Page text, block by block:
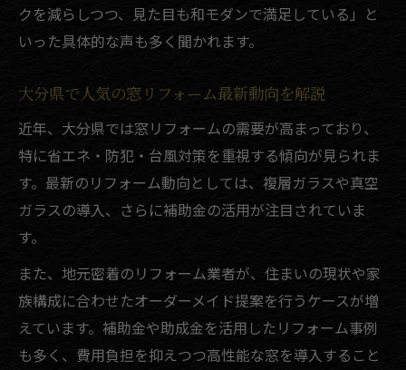
リフォーム相談から施工までの流れを解説
クを減らしつつ、見た目も和モダンで満足している」と
いった具体的な声も多く聞かれます。
大分県で人気の窓リフォーム最新動向を解説
近年、大分県では窓リフォームの需要が高まっており、
特に省エネ・防犯・台風対策を重視する傾向が見られま
す。最新のリフォーム動向としては、複層ガラスや真空
ガラスの導入、さらに補助金の活用が注目されていま
す。
また、地元密着のリフォーム業者が、住まいの現状や家
族構成に合わせたオーダーメイド提案を行うケースが増
えています。補助金や助成金を活用したリフォーム事例
も多く、費用負担を抑えつつ高性能な窓を導入すること